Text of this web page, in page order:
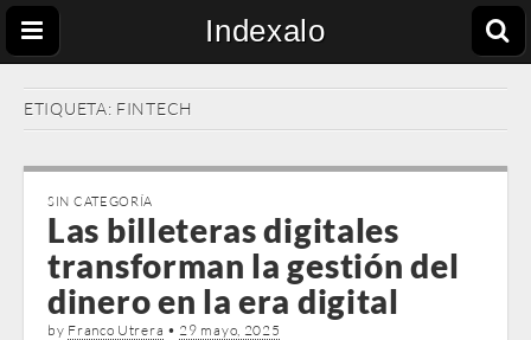
Indexalo
ETIQUETA: FINTECH
SIN CATEGORÍA
Las billeteras digitales
transforman la gestión del
dinero en la era digital
by Franco Utrera • 29 mayo, 2025